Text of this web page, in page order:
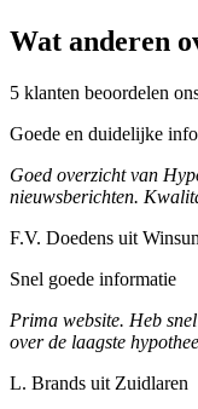
Wat anderen
5 klanten beoordelen
Goede en duidelijke
Goed overzicht van
nieuwsberichten.
F.V. Doedens uit
Snel goede informatie
Prima website. Heb
over de laagste
L. Brands uit Zuidlaren